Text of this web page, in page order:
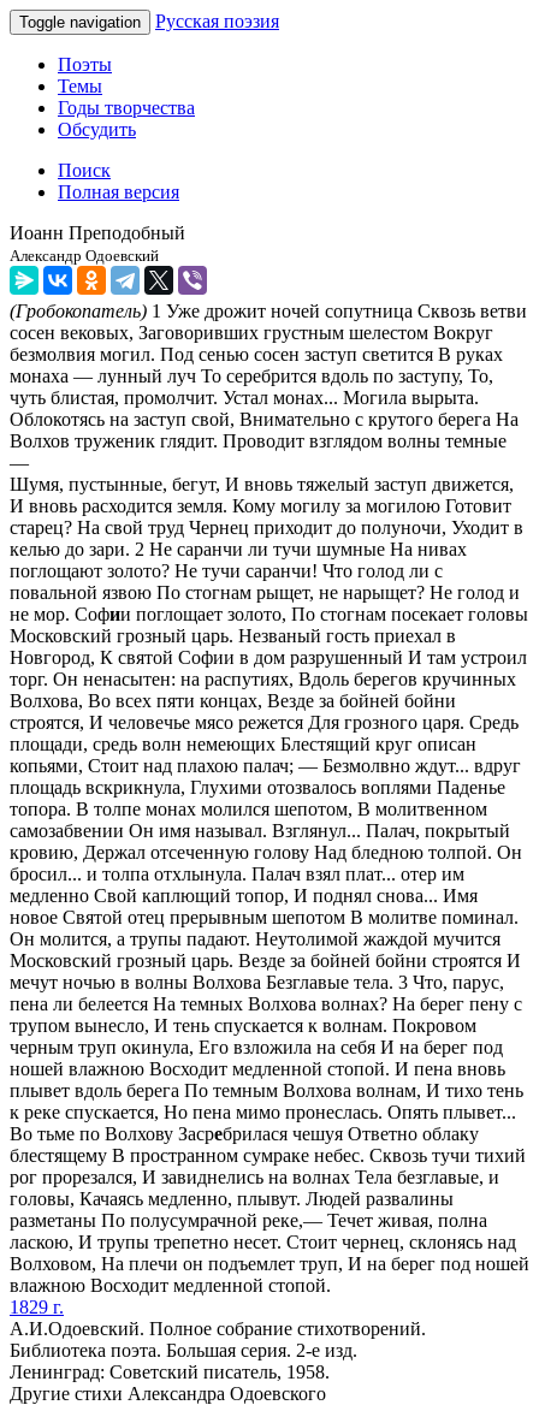
Toggle navigation Русская поэзия
Поэты
Темы
Годы творчества
Обсудить
Поиск
Полная версия
Иоанн Преподобный
Александр Одоевский
(Гробокопатель) 1 Уже дрожит ночей сопутница Сквозь ветви
сосен вековых, Заговоривших грустным шелестом Вокруг
безмолвия могил. Под сенью сосен заступ светится В руках
монаха — лунный луч То серебрится вдоль по заступу, То,
чуть блистая, промолчит. Устал монах... Могила вырыта.
Облокотясь на заступ свой, Внимательно с крутого берега На
Волхов труженик глядит. Проводит взглядом волны темные
—
Шумя, пустынные, бегут, И вновь тяжелый заступ движется,
И вновь расходится земля. Кому могилу за могилою Готовит
старец? На свой труд Чернец приходит до полуночи, Уходит в
келью до зари. 2 Не саранчи ли тучи шумные На нивах
поглощают золото? Не тучи саранчи! Что голод ли с
повальной язвою По стогнам рыщет, не нарыщет? Не голод и
не мор. Софии поглощает золото, По стогнам посекает головы
Московский грозный царь. Незваный гость приехал в
Новгород, К святой Софии в дом разрушенный И там устроил
торг. Он ненасытен: на распутиях, Вдоль берегов кручинных
Волхова, Во всех пяти концах, Везде за бойней бойни
строятся, И человечье мясо режется Для грозного царя. Средь
площади, средь волн немеющих Блестящий круг описан
копьями, Стоит над плахою палач; — Безмолвно ждут... вдруг
площадь вскрикнула, Глухими отозвалось воплями Паденье
топора. В толпе монах молился шепотом, В молитвенном
самозабвении Он имя называл. Взглянул... Палач, покрытый
кровию, Держал отсеченную голову Над бледною толпой. Он
бросил... и толпа отхлынула. Палач взял плат... отер им
медленно Свой каплющий топор, И поднял снова... Имя
новое Святой отец прерывным шепотом В молитве поминал.
Он молится, а трупы падают. Неутолимой жаждой мучится
Московский грозный царь. Везде за бойней бойни строятся И
мечут ночью в волны Волхова Безглавые тела. 3 Что, парус,
пена ли белеется На темных Волхова волнах? На берег пену с
трупом вынесло, И тень спускается к волнам. Покровом
черным труп окинула, Его взложила на себя И на берег под
ношей влажною Восходит медленной стопой. И пена вновь
плывет вдоль берега По темным Волхова волнам, И тихо тень
к реке спускается, Но пена мимо пронеслась. Опять плывет...
Во тьме по Волхову Засребрилася чешуя Ответно облаку
блестящему В пространном сумраке небес. Сквозь тучи тихий
рог прорезался, И завиднелись на волнах Тела безглавые, и
головы, Качаясь медленно, плывут. Людей развалины
разметаны По полусумрачной реке,— Течет живая, полна
ласкою, И трупы трепетно несет. Стоит чернец, склонясь над
Волховом, На плечи он подъемлет труп, И на берег под ношей
влажною Восходит медленной стопой.
1829 г.
А.И.Одоевский. Полное собрание стихотворений.
Библиотека поэта. Большая серия. 2-е изд.
Ленинград: Советский писатель, 1958.
Другие стихи Александра Одоевского